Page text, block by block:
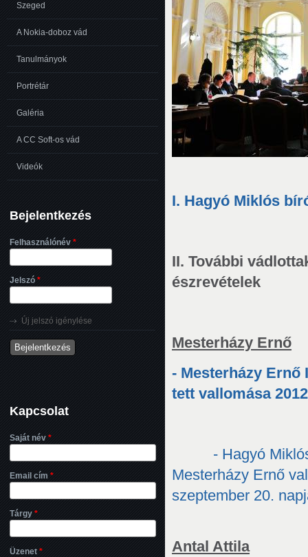
I. Hagyó Miklós
II. További
észrevételek
Mesterházy Ernő
- Mesterházy Ernő
tett vallomása
- Hagyó
Mesterházy Ernő
szeptember 20.
Antal Attila
Szeged
A Nokia-doboz vád
Tanulmányok
Portrétár
Galéria
A CC Soft-os vád
Videók
Bejelentkezés
Felhasználónév *
Jelszó *
Új jelszó igénylése
Kapcsolat
Saját név *
Email cím *
Tárgy *
Üzenet *